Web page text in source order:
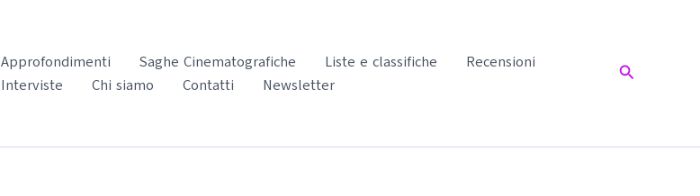
Approfondimenti Saghe Cinematografiche Liste e classifiche
Recensioni
Interviste Chi siamo Contatti Newsletter
Cerca